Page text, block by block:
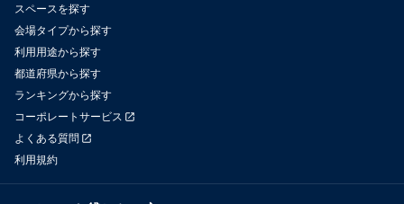
スペースを探す
会場タイプから探す
利用用途から探す
都道府県から探す
ランキングから探す
コーポレートサービス
よくある質問
利用規約